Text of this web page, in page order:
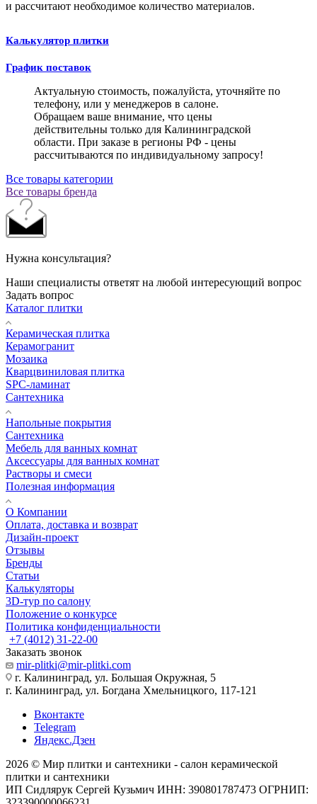
и рассчитают необходимое количество материалов.
Калькулятор плитки
График поставок
Актуальную стоимость, пожалуйста, уточняйте по
телефону, или у менеджеров в салоне.
Обращаем ваше внимание, что цены
действительны только для Калининградской
области. При заказе в регионы РФ - цены
рассчитываются по индивидуальному запросу!
Все товары категории
Все товары бренда
Нужна консультация?
Наши специалисты ответят на любой интересующий вопрос
Задать вопрос
Каталог плитки
Керамическая плитка
Керамогранит
Мозаика
Кварцвиниловая плитка
SPC-ламинат
Сантехника
Напольные покрытия
Сантехника
Мебель для ванных комнат
Аксессуары для ванных комнат
Растворы и смеси
Полезная информация
О Компании
Оплата, доставка и возврат
Дизайн-проект
Отзывы
Бренды
Статьи
Калькуляторы
3D-тур по салону
Положение о конкурсе
Политика конфиденциальности
+7 (4012) 31-22-00
Заказать звонок
mir-plitki@mir-plitki.com
г. Калининград, ул. Большая Окружная, 5
г. Калининград, ул. Богдана Хмельницкого, 117-121
Вконтакте
Telegram
Яндекс.Дзен
2026 © Мир плитки и сантехники - салон керамической
плитки и сантехники
ИП Сидлярук Сергей Кузьмич ИНН: 390801787473 ОГРНИП: